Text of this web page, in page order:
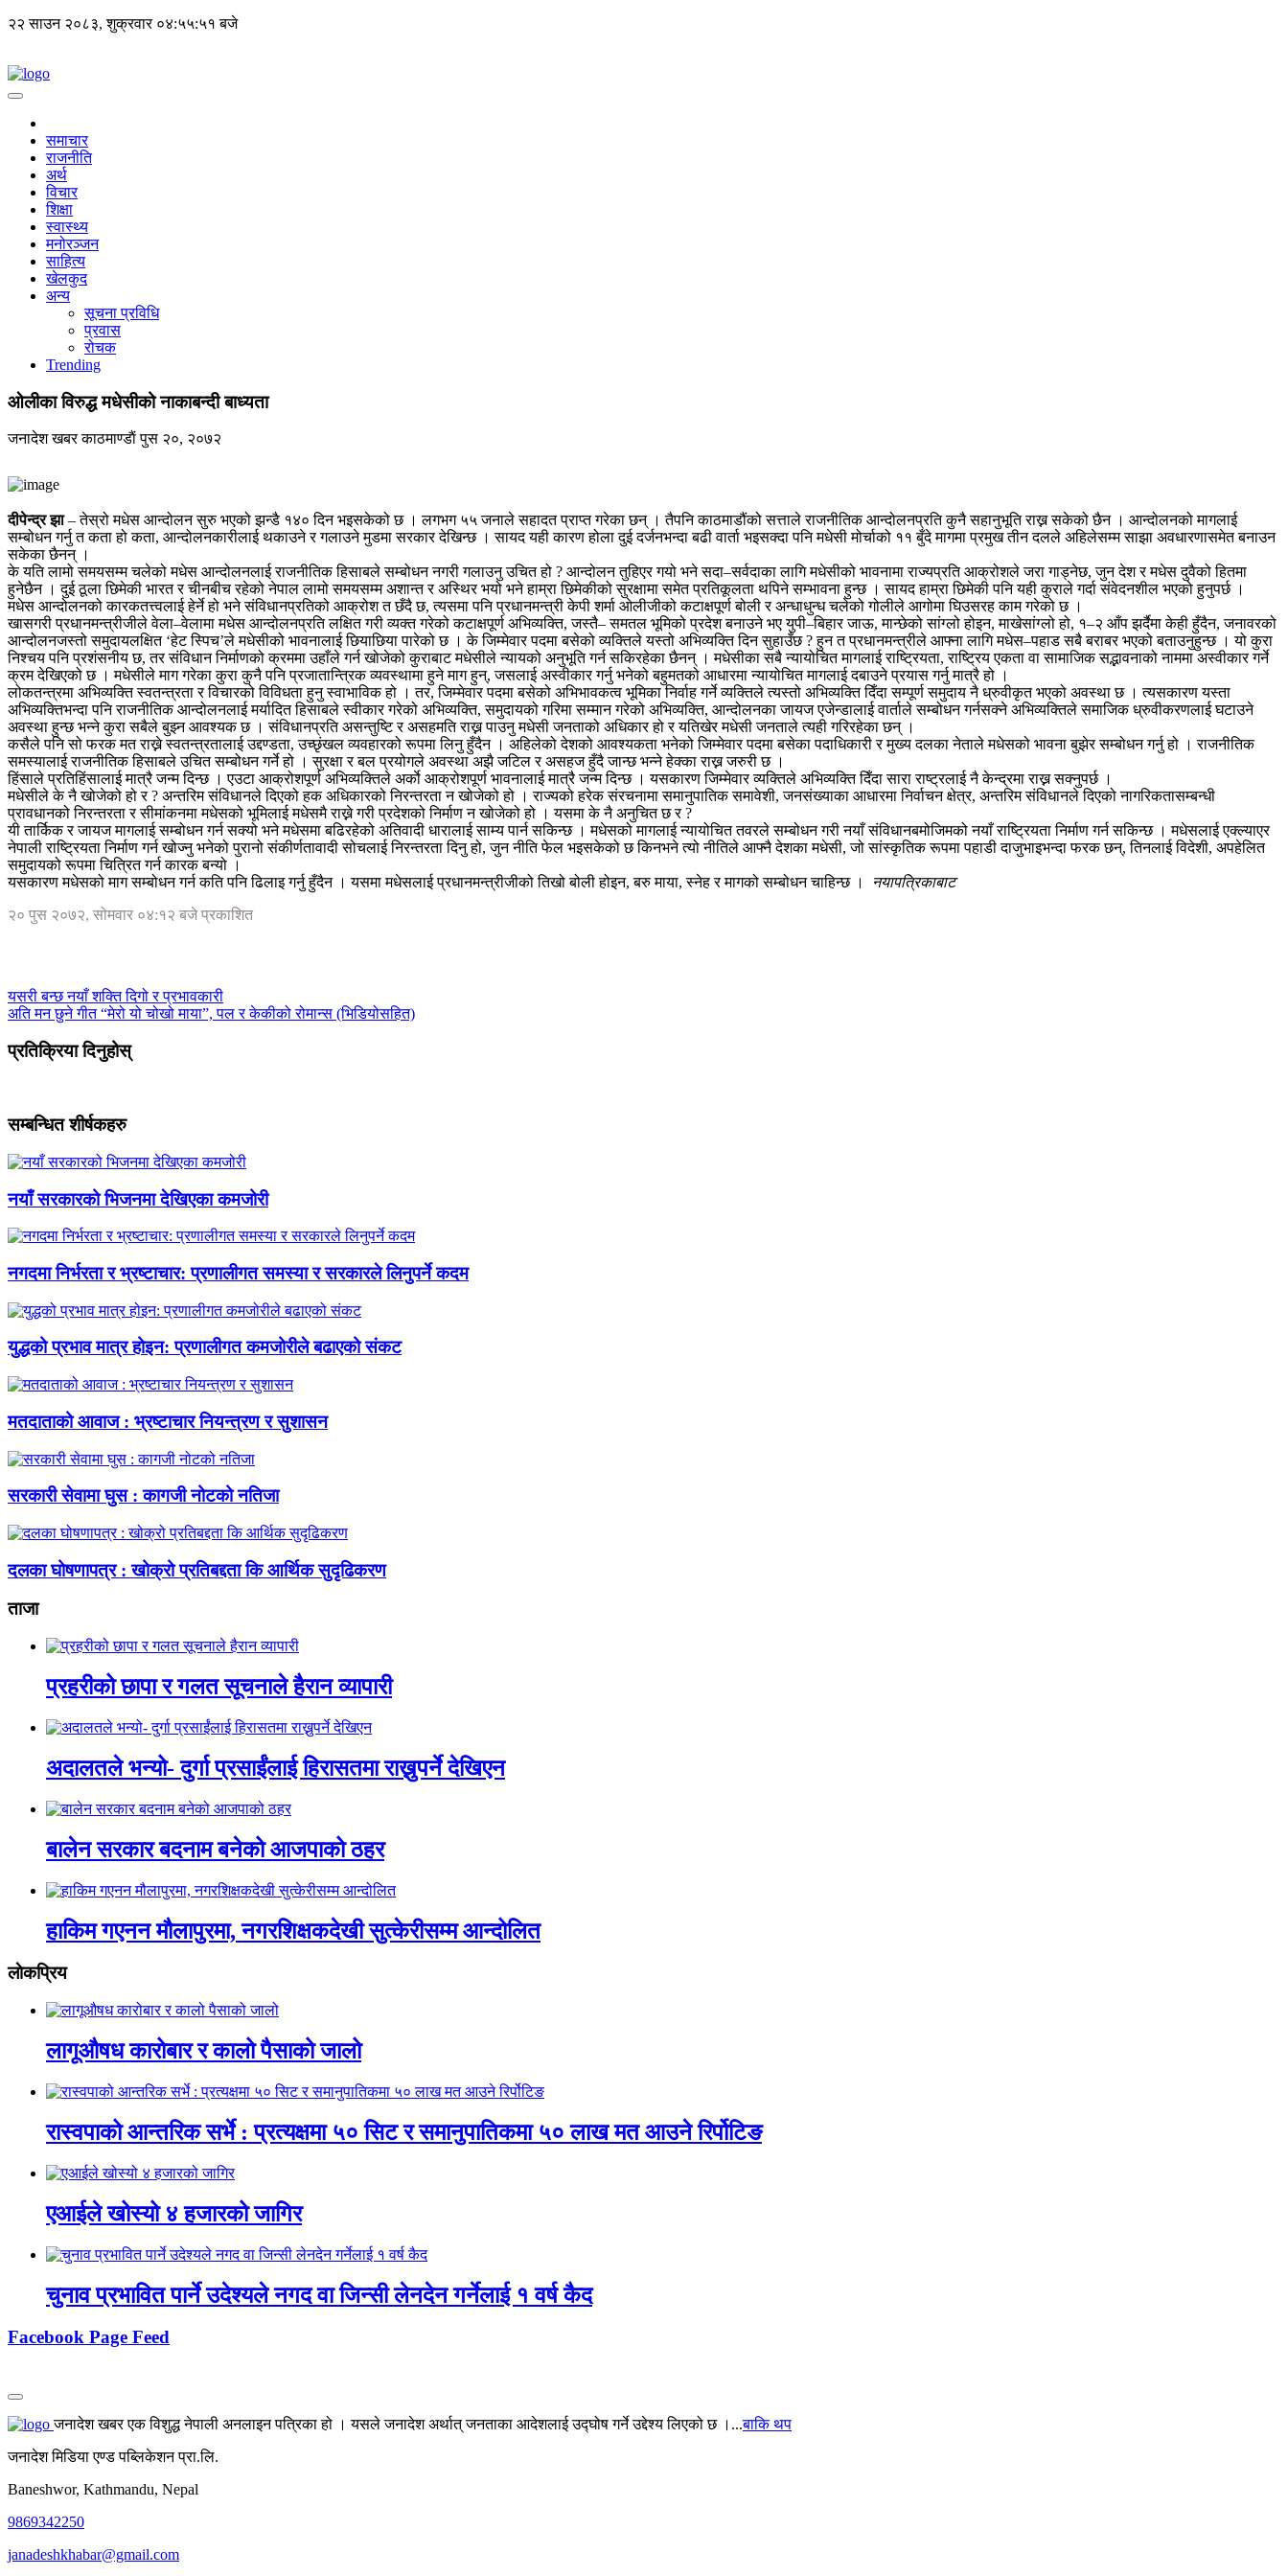
२२ साउन २०८३, शुक्रवार ०४:५५:५२ बजे
समाचार
राजनीति
अर्थ
विचार
शिक्षा
स्वास्थ्य
मनोरञ्जन
साहित्य
खेलकुद
अन्य
सूचना प्रविधि
प्रवास
रोचक
Trending
ओलीका विरुद्ध मधेसीको नाकाबन्दी बाध्यता
जनादेश खबरकाठमाण्डाैंपुस २०, २०७२
दीपेन्द्र झा– तेस्रो मधेस आन्दोलन सुरु भएको झन्डै १४० दिन भइसकेको छ । लगभग ५५ जनाले सहादत प्राप्त गरेका छन् । तैपनि काठमाडौंको सत्ताले राजनीतिक आन्दोलनप्रति कुनै सहानुभूति राख्न सकेको छैन । आन्दोलनको मागलाई
सम्बोधन गर्नु त कता हो कता, आन्दोलनकारीलाई थकाउने र गलाउने मुडमा सरकार देखिन्छ । सायद यही कारण होला दुई दर्जनभन्दा बढी वार्ता भइसक्दा पनि मधेसी मोर्चाको ११ बुँदे मागमा प्रमुख तीन दलले अहिलेसम्म साझा अवधारणासमेत बनाउन
सकेका छैनन् ।
के यति लामो समयसम्म चलेको मधेस आन्दोलनलाई राजनीतिक हिसाबले सम्बोधन नगरी गलाउनु उचित हो ? आन्दोलन तुहिएर गयो भने सदा–सर्वदाका लागि मधेसीको भावनामा राज्यप्रति आक्रोशले जरा गाड्नेछ, जुन देश र मधेस दुवैको हितमा
हुनेछैन । दुई ठूला छिमेकी भारत र चीनबीच रहेको नेपाल लामो समयसम्म अशान्त र अस्थिर भयो भने हाम्रा छिमेकीको सुरक्षामा समेत प्रतिकूलता थपिने सम्भावना हुन्छ । सायद हाम्रा छिमेकी पनि यही कुराले गर्दा संवेदनशील भएको हुनुपर्छ ।
मधेस आन्दोलनको कारकतत्त्वलाई हेर्ने हो भने संविधानप्रतिको आक्रोश त छँदै छ, त्यसमा पनि प्रधानमन्त्री केपी शर्मा ओलीजीको कटाक्षपूर्ण बोली र अन्धाधुन्ध चलेको गोलीले आगोमा घिउसरह काम गरेको छ ।
खासगरी प्रधानमन्त्रीजीले वेला–वेलामा मधेस आन्दोलनप्रति लक्षित गरी व्यक्त गरेको कटाक्षपूर्ण अभिव्यक्ति, जस्तै– समतल भूमिको प्रदेश बनाउने भए युपी–बिहार जाऊ, मान्छेको सांग्लो होइन, माखेसांग्लो हो, १–२ आँप झर्दैमा केही हुँदैन, जनावरको
आन्दोलनजस्तो समुदायलक्षित ‘हेट स्पिच’ले मधेसीको भावनालाई छियाछिया पारेको छ । के जिम्मेवार पदमा बसेको व्यक्तिले यस्तो अभिव्यक्ति दिन सुहाउँछ ? हुन त प्रधानमन्त्रीले आफ्ना लागि मधेस–पहाड सबै बराबर भएको बताउनुहुन्छ । यो कुरा
निश्चय पनि प्रशंसनीय छ, तर संविधान निर्माणको क्रममा उहाँले गर्न खोजेको कुराबाट मधेसीले न्यायको अनुभूति गर्न सकिरहेका छैनन् । मधेसीका सबै न्यायोचित मागलाई राष्ट्रियता, राष्ट्रिय एकता वा सामाजिक सद्भावनाको नाममा अस्वीकार गर्ने
क्रम देखिएको छ । मधेसीले माग गरेका कुरा कुनै पनि प्रजातान्त्रिक व्यवस्थामा हुने माग हुन्, जसलाई अस्वीकार गर्नु भनेको बहुमतको आधारमा न्यायोचित मागलाई दबाउने प्रयास गर्नु मात्रै हो ।
लोकतन्त्रमा अभिव्यक्ति स्वतन्त्रता र विचारको विविधता हुनु स्वाभाविक हो । तर, जिम्मेवार पदमा बसेको अभिभावकत्व भूमिका निर्वाह गर्ने व्यक्तिले त्यस्तो अभिव्यक्ति दिँदा सम्पूर्ण समुदाय नै ध्रुवीकृत भएको अवस्था छ । त्यसकारण यस्ता
अभिव्यक्तिभन्दा पनि राजनीतिक आन्दोलनलाई मर्यादित हिसाबले स्वीकार गरेको अभिव्यक्ति, समुदायको गरिमा सम्मान गरेको अभिव्यक्ति, आन्दोलनका जायज एजेन्डालाई वार्ताले सम्बोधन गर्नसक्ने अभिव्यक्तिले समाजिक ध्रुवीकरणलाई घटाउने
अवस्था हुन्छ भन्ने कुरा सबैले बुझ्न आवश्यक छ । संविधानप्रति असन्तुष्टि र असहमति राख्न पाउनु मधेसी जनताको अधिकार हो र यतिखेर मधेसी जनताले त्यही गरिरहेका छन् ।
कसैले पनि सो फरक मत राख्ने स्वतन्त्रतालाई उद्दण्डता, उच्छृंखल व्यवहारको रूपमा लिनु हुँदैन । अहिलेको देशको आवश्यकता भनेको जिम्मेवार पदमा बसेका पदाधिकारी र मुख्य दलका नेताले मधेसको भावना बुझेर सम्बोधन गर्नु हो । राजनीतिक
समस्यालाई राजनीतिक हिसाबले उचित सम्बोधन गर्ने हो । सुरक्षा र बल प्रयोगले अवस्था अझै जटिल र असहज हुँदै जान्छ भन्ने हेक्का राख्न जरुरी छ ।
हिंसाले प्रतिहिंसालाई मात्रै जन्म दिन्छ । एउटा आक्रोशपूर्ण अभिव्यक्तिले अर्काे आक्रोशपूर्ण भावनालाई मात्रै जन्म दिन्छ । यसकारण जिम्मेवार व्यक्तिले अभिव्यक्ति दिँदा सारा राष्ट्रलाई नै केन्द्रमा राख्न सक्नुपर्छ ।
मधेसीले के नै खोजेको हो र ? अन्तरिम संविधानले दिएको हक अधिकारको निरन्तरता न खोजेको हो । राज्यको हरेक संरचनामा समानुपातिक समावेशी, जनसंख्याका आधारमा निर्वाचन क्षेत्र, अन्तरिम संविधानले दिएको नागरिकतासम्बन्धी
प्रावधानको निरन्तरता र सीमांकनमा मधेसको भूमिलाई मधेसमै राख्ने गरी प्रदेशको निर्माण न खोजेको हो । यसमा के नै अनुचित छ र ?
यी तार्किक र जायज मागलाई सम्बोधन गर्न सक्यो भने मधेसमा बढिरहेको अतिवादी धारालाई साम्य पार्न सकिन्छ । मधेसको मागलाई न्यायोचित तवरले सम्बोधन गरी नयाँ संविधानबमोजिमको नयाँ राष्ट्रियता निर्माण गर्न सकिन्छ । मधेसलाई एक्ल्याएर
नेपाली राष्ट्रियता निर्माण गर्न खोज्नु भनेको पुरानो संकीर्णतावादी सोचलाई निरन्तरता दिनु हो, जुन नीति फेल भइसकेको छ किनभने त्यो नीतिले आफ्नै देशका मधेसी, जो सांस्कृतिक रूपमा पहाडी दाजुभाइभन्दा फरक छन्, तिनलाई विदेशी, अपहेलित
समुदायको रूपमा चित्रित गर्न कारक बन्यो ।
यसकारण मधेसको माग सम्बोधन गर्न कति पनि ढिलाइ गर्नु हुँदैन । यसमा मधेसलाई प्रधानमन्त्रीजीको तिखो बोली होइन, बरु माया, स्नेह र मागको सम्बोधन चाहिन्छ ।
नयापत्रिकाबाट
२० पुस २०७२, सोमवार ०४:१२ बजे प्रकाशित
यसरी बन्छ नयाँ शक्ति दिगो र प्रभावकारी
अति मन छुने गीत “मेरो यो चोखो माया”, पल र केकीको रोमान्स (भिडियोसहित)
प्रतिक्रिया दिनुहोस्
सम्बन्धित शीर्षकहरु
नयाँ सरकारको भिजनमा देखिएका कमजोरी
नगदमा निर्भरता र भ्रष्टाचार: प्रणालीगत समस्या र सरकारले लिनुपर्ने कदम
युद्धको प्रभाव मात्र होइन: प्रणालीगत कमजोरीले बढाएको संकट
मतदाताको आवाज : भ्रष्टाचार नियन्त्रण र सुशासन
सरकारी सेवामा घुस : कागजी नोटको नतिजा
दलका घोषणापत्र : खोक्रो प्रतिबद्दता कि आर्थिक सुदृढिकरण
ताजा
प्रहरीको छापा र गलत सूचनाले हैरान व्यापारी
अदालतले भन्यो- दुर्गा प्रसाईंलाई हिरासतमा राख्नुपर्ने देखिएन
बालेन सरकार बदनाम बनेको आजपाको ठहर
हाकिम गएनन मौलापुरमा, नगरशिक्षकदेखी सुत्केरीसम्म आन्दोलित
लाेकप्रिय
लागूऔषध कारोबार र कालो पैसाको जालो
रास्वपाको आन्तरिक सर्भे : प्रत्यक्षमा ५० सिट र समानुपातिकमा ५० लाख मत आउने रिर्पोटिङ
एआईले खोस्यो ४ हजारको जागिर
चुनाव प्रभावित पार्ने उदेश्यले नगद वा जिन्सी लेनदेन गर्नेलाई १ वर्ष कैद
Facebook Page Feed
जनादेश खबर एक विशुद्ध नेपाली अनलाइन पत्रिका हो । यसले जनादेश अर्थात् जनताका आदेशलाई उद्घोष गर्ने उद्देश्य लिएको छ ।...बाकि थप
जनादेश मिडिया एण्ड पब्लिकेशन प्रा.लि.
Baneshwor, Kathmandu, Nepal
9869342250
janadeshkhabar@gmail.com